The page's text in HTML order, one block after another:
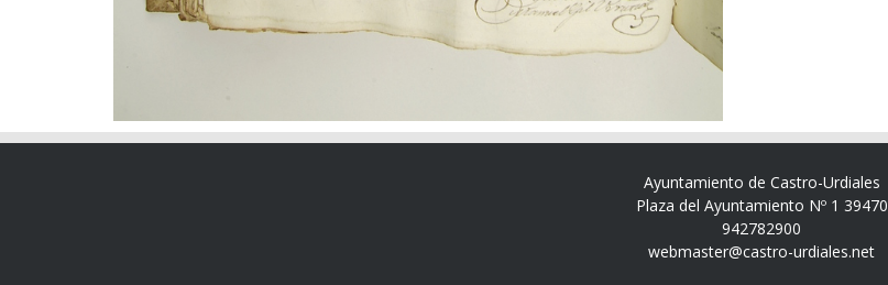
Ayuntamiento de Castro-Urdiales
Plaza del Ayuntamiento Nº 1 39470
942782900
webmaster@castro-urdiales.net